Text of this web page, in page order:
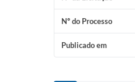
Nº do Processo
Publicado em